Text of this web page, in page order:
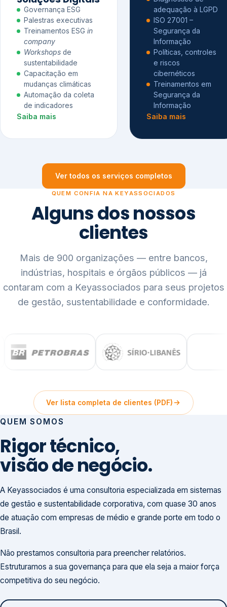
Governança ESG
Palestras executivas
Treinamentos ESG in
company
Workshops de
sustentabilidade
Capacitação em
mudanças climáticas
Automação da coleta
de indicadores
Saiba mais
adequação à LGPD
ISO 27001 –
Segurança da
Informação
Políticas, controles
e riscos
cibernéticos
Treinamentos em
Segurança da
Informação
Saiba mais
Ver todos os serviços completos
QUEM CONFIA NA KEYASSOCIADOS
Alguns dos nossos
clientes
Mais de 900 organizações — entre bancos,
indústrias, hospitais e órgãos públicos — já
contaram com a Keyassociados para seus projetos
de gestão, sustentabilidade e conformidade.
Ver lista completa de clientes (PDF)
QUEM SOMOS
Rigor técnico,
visão de negócio.
A Keyassociados é uma consultoria especializada em sistemas
de gestão e sustentabilidade corporativa, com quase 30 anos
de atuação com empresas de médio e grande porte em todo o
Brasil.
Não prestamos consultoria para preencher relatórios.
Estruturamos a sua governança para que ela seja a maior força
competitiva do seu negócio.